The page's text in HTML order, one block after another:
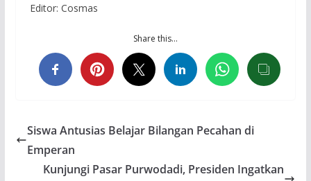
Editor: Cosmas
Share this…
Siswa Antusias Belajar Bilangan Pecahan di
Emperan
Kunjungi Pasar Purwodadi, Presiden Ingatkan